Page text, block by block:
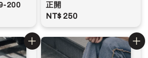
200
正開
Regular
price
NT$ 250